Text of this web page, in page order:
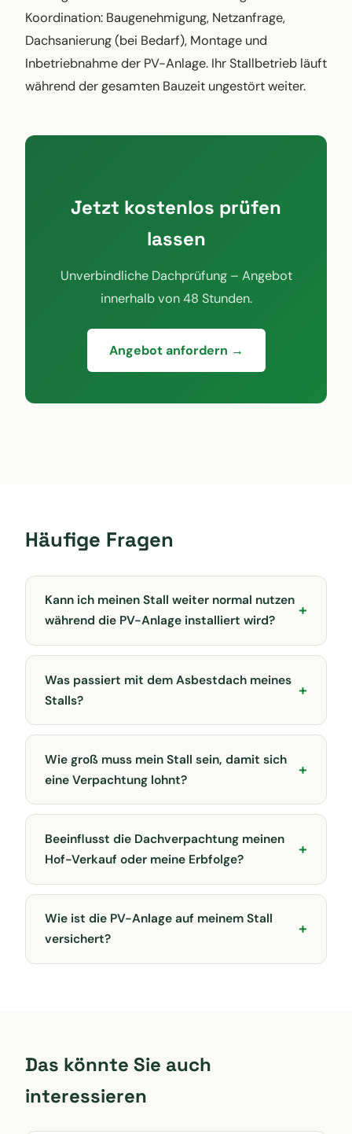
Koordination: Baugenehmigung, Netzanfrage,
Dachsanierung (bei Bedarf), Montage und
Inbetriebnahme der PV-Anlage. Ihr Stallbetrieb läuft
während der gesamten Bauzeit ungestört weiter.
Jetzt kostenlos prüfen
lassen
Unverbindliche Dachprüfung – Angebot
innerhalb von 48 Stunden.
Angebot anfordern →
Häufige Fragen
Kann ich meinen Stall weiter normal nutzen
während die PV-Anlage installiert wird?
Was passiert mit dem Asbestdach meines
Stalls?
Wie groß muss mein Stall sein, damit sich
eine Verpachtung lohnt?
Beeinflusst die Dachverpachtung meinen
Hof-Verkauf oder meine Erbfolge?
Wie ist die PV-Anlage auf meinem Stall
versichert?
Das könnte Sie auch
interessieren